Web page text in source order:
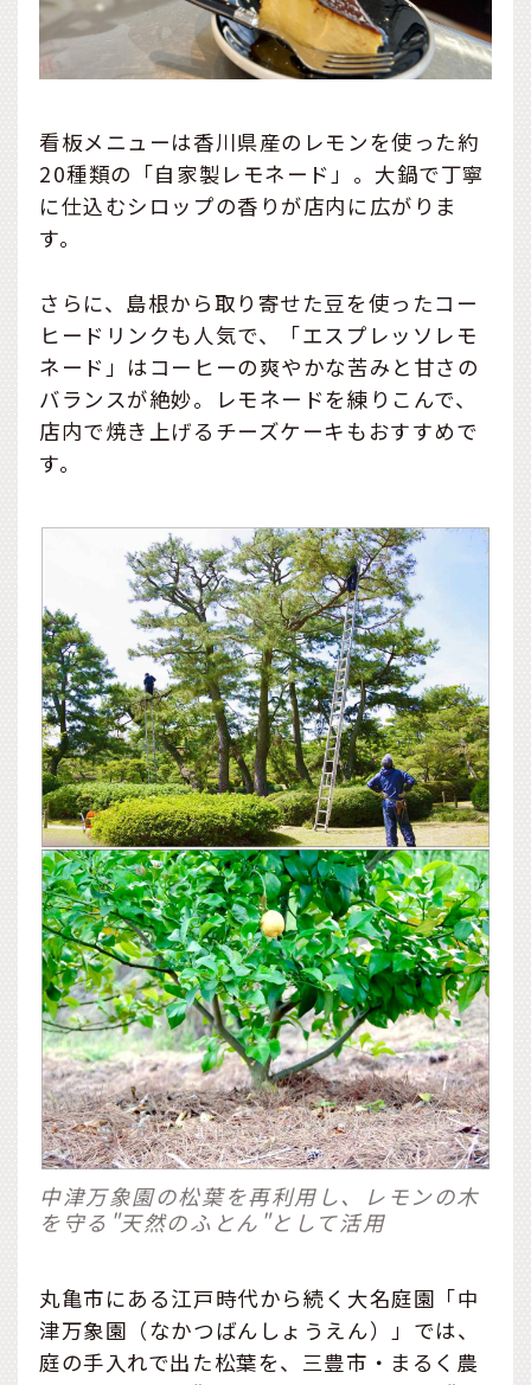
看板メニューは香川県産のレモンを使った約
20種類の「自家製レモネード」。大鍋で丁寧
に仕込むシロップの香りが店内に広がりま
す。
さらに、島根から取り寄せた豆を使ったコー
ヒードリンクも人気で、「エスプレッソレモ
ネード」はコーヒーの爽やかな苦みと甘さの
バランスが絶妙。レモネードを練りこんで、
店内で焼き上げるチーズケーキもおすすめで
す。
中津万象園の松葉を再利用し、レモンの木
を守る"天然のふとん"として活用
丸亀市にある江戸時代から続く大名庭園「中
津万象園（なかつばんしょうえん）」では、
庭の手入れで出た松葉を、三豊市・まるく農